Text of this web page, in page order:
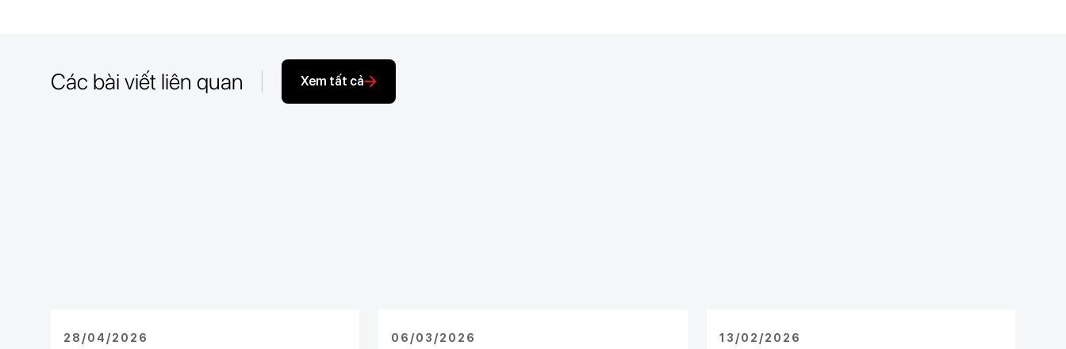
Các bài viết liên quan Xem tất cả
28/04/2026 06/03/2026 13/02/2026